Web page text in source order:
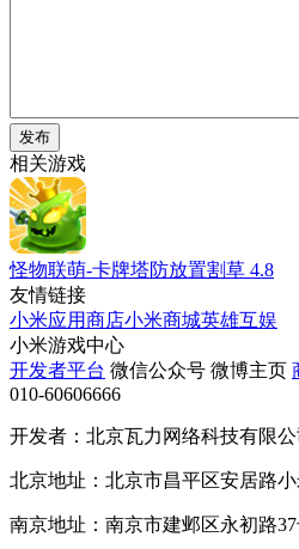
发布
相关游戏
怪物联萌-卡牌塔防放置割草 4.8
友情链接
小米应用商店小米商城英雄互娱
小米游戏中心
开发者平台 微信公众号 微博主页
010-60606666
开发者：北京瓦力网络科技有限公
北京地址：北京市昌平区安居路
南京地址：南京市建邺区永初路